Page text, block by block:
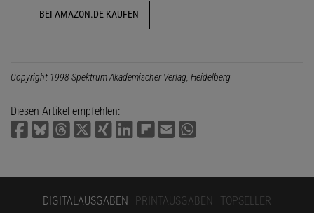
BEI AMAZON.DE KAUFEN
Copyright 1998 Spektrum Akademischer Verlag, Heidelberg
Diesen Artikel empfehlen:
DIGITALAUSGABEN PRINTAUSGABEN TOPSELLER